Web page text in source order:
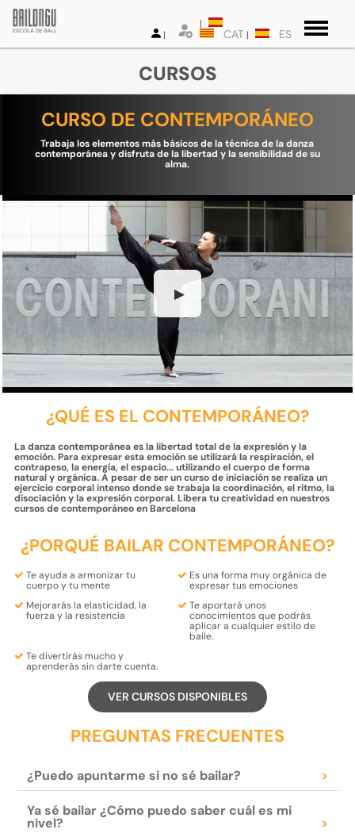
CAT ES
CURSOS
CURSO DE CONTEMPORÁNEO
Trabaja los elementos más básicos de la técnica de la danza
contemporánea y disfruta de la libertad y la sensibilidad de su
alma.
▶
¿QUÉ ES EL CONTEMPORÁNEO?
La danza contemporánea es la libertad total de la expresión y la
emoción. Para expresar esta emoción se utilizará la respiración, el
contrapeso, la energía, el espacio... utilizando el cuerpo de forma
natural y orgánica. A pesar de ser un curso de iniciación se realiza un
ejercicio corporal intenso donde se trabaja la coordinación, el ritmo, la
disociación y la expresión corporal. Libera tu creatividad en nuestros
cursos de contemporáneo en Barcelona
¿PORQUÉ BAILAR CONTEMPORÁNEO?
Te ayuda a armonizartu
cuerpoy tu mente
Es una forma muyorgánica de
expresartusemociones
Mejorarás la elasticidad, la
fuerza y ​​la resistencia
Te aportará unos
conocimientos que podrás
aplicar a cualquier estilo de
baile.
Te divertirás mucho y
aprenderássin darte cuenta.
VER CURSOS DISPONIBLES
PREGUNTAS FRECUENTES
¿Puedo apuntarme si no sé bailar? >
Ya sé bailar ¿Cómo puedo saber cuál es mi
nivel? >